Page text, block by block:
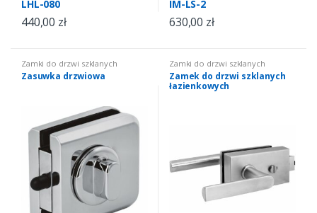
LHL-080
440,00 zł
IM-LS-2
630,00 zł
Zamki do drzwi szklanych
Zasuwka drzwiowa
Zamki do drzwi szklanych
Zamek do drzwi szklanych
łazienkowych